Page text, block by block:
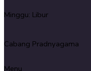
Minggu: Libur
Cabang Pradnyagama
Menu